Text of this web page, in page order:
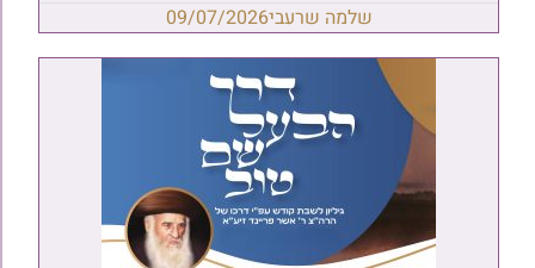
שלמה שרעבי09/07/2026